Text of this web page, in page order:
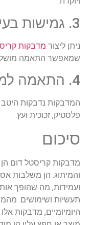
3. גמישות בעיצוב
ניתן ליצור מדבקות
שמאפשר התאמה
4. התאמה למגוון משטחים
המדבקות נדבקות
פלסטיק, זכוכית ועץ.
סיכום
מדבקות קריסטל דום הן
והמיתוג. הן משלבות
ועמידות, מה שהופך
תעשיות ושימושים.
היומיומיים, מדבקות